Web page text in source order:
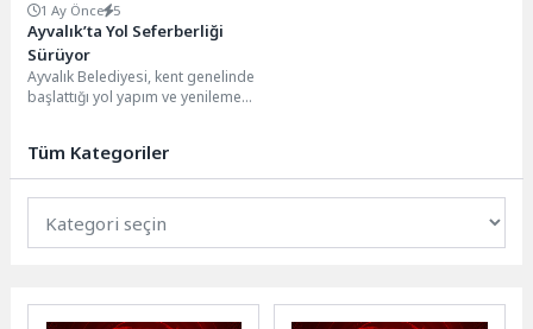
1 Ay Önce 5
Ayvalık’ta Yol Seferberliği
Sürüyor
Ayvalık Belediyesi, kent genelinde
başlattığı yol yapım ve yenileme
Tüm Kategoriler